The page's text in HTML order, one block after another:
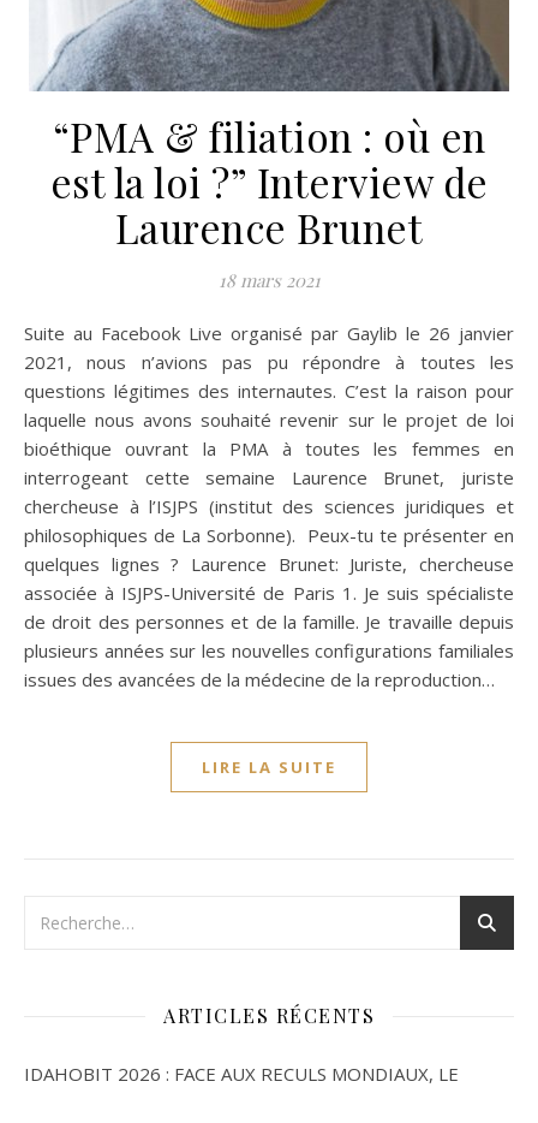
“PMA & filiation : où en
est la loi ?” Interview de
Laurence Brunet
18 mars 2021
Suite au Facebook Live organisé par Gaylib le 26 janvier
2021, nous n’avions pas pu répondre à toutes les
questions légitimes des internautes. C’est la raison pour
laquelle nous avons souhaité revenir sur le projet de loi
bioéthique ouvrant la PMA à toutes les femmes en
interrogeant cette semaine Laurence Brunet, juriste
chercheuse à l’ISJPS (institut des sciences juridiques et
philosophiques de La Sorbonne). Peux-tu te présenter en
quelques lignes ? Laurence Brunet: Juriste, chercheuse
associée à ISJPS-Université de Paris 1. Je suis spécialiste
de droit des personnes et de la famille. Je travaille depuis
plusieurs années sur les nouvelles configurations familiales
issues des avancées de la médecine de la reproduction…
LIRE LA SUITE
ARTICLES RÉCENTS
IDAHOBIT 2026 : FACE AUX RECULS MONDIAUX, LE